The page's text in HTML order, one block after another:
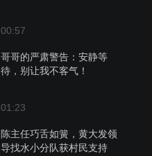
00:57
哥哥的严肃警告：安静等
待，别让我不客气！
01:23
陈主任巧舌如簧，黄大发领
导找水小分队获村民支持